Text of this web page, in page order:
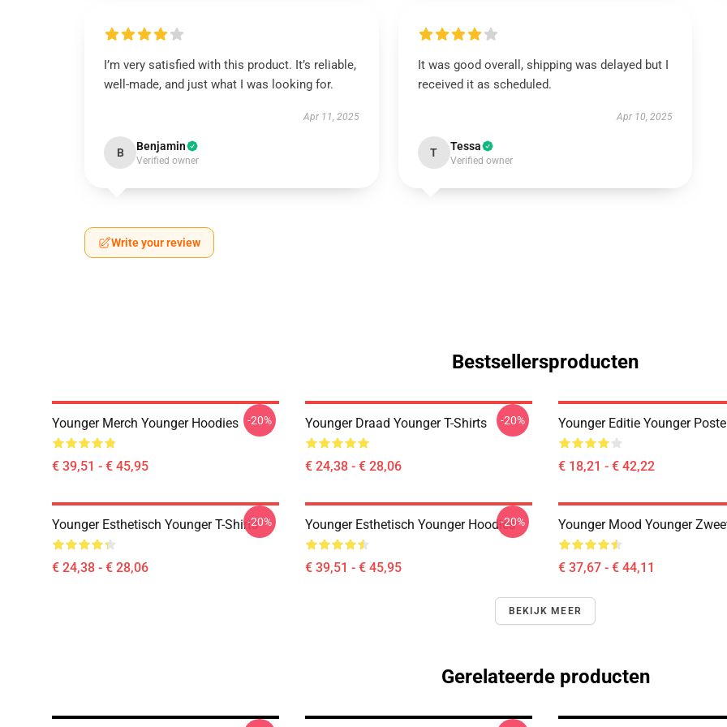
I’m very satisfied with this product. It’s reliable,
well-made, and just what I was looking for.
Apr 11, 2025
B Benjamin
Verified owner
It was good overall, shipping was delayed but I
received it as scheduled.
Apr 10, 2025
T Tessa
Verified owner
Write your review
Bestsellersproducten
Younger Merch Younger Hoodies
€ 39,51 - € 45,95
-20% Younger Draad Younger T-Shirts
€ 24,38 - € 28,06
-20% Younger Editie Younger
€ 18,21 - € 42,22
Younger Esthetisch Younger T-Shirts
€ 24,38 - € 28,06
-20% Younger Esthetisch Younger Hoodies
€ 39,51 - € 45,95
-20% Younger Mood Younger
€ 37,67 - € 44,11
BEKIJK MEER
Gerelateerde producten